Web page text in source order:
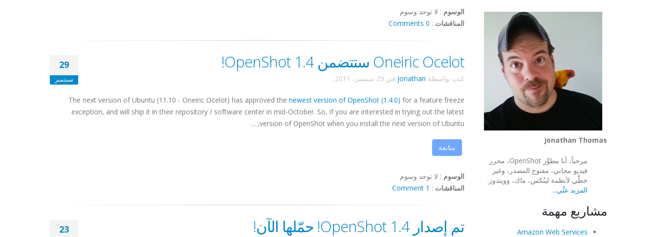
الوسوم : لا توجد وسوم
المناقشات :
0 Comments
29
سبتمبر
Oneiric Ocelot ستتضمن OpenShot 1.4!
كتب بواسطة Jonathan في 29 سبتمبر، 2011 .
The next version of Ubuntu (11.10 - Oneiric Ocelot) has approved the newest version of OpenShot (1.4.0) for a feature freeze
exception, and will ship it in their repository / software center in mid-October. So, if you are interested in trying out the latest
version of OpenShot when you install the next version of Ubuntu, ...
متابعة
الوسوم : لا توجد وسوم
المناقشات :
1 Comment
23 تم إصدار OpenShot 1.4! حمّلها الآن!
Jonathan Thomas
مرحباً، أنا مطوِّر OpenShot، محرر
فيديو مجاني، مفتوح المصدر، وغير
خطَّي لأنظمة لينُكس، ماك، وويندوز.
المزيد عنِّي...
مشاريع مهمة
Amazon Web Services